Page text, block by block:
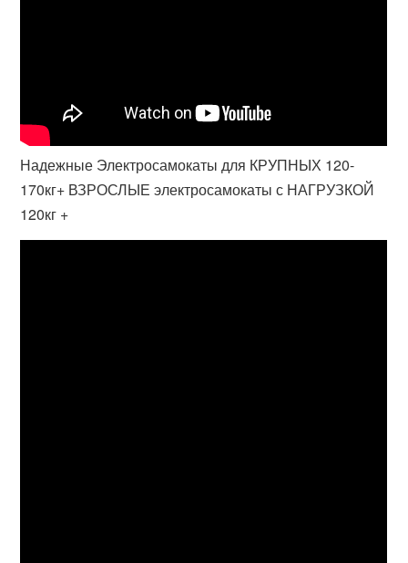
Надежные Электросамокаты для КРУПНЫХ 120-
170кг+ ВЗРОСЛЫЕ электросамокаты с НАГРУЗКОЙ
120кг +